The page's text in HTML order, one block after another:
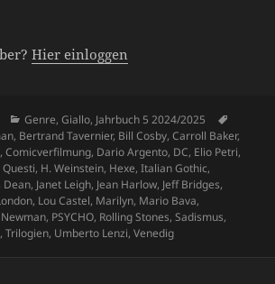
Hier einloggen
Kategorien
Genre,Giallo, Jahrbuch 5 2024/2025
, Bertrand Tavernier, Bill Cosby,Carroll Baker,
,Comicverfilmung, Dario Argento, DC, Elio Petri,
Questi, H. Weinstein, Hexe,Italian Gothic,
Dean, Janet Leigh, Jean Harlow, Jeff Bridges,
, Lou Castel, Marilyn, Mario Bava,
, PSYCHO, Rolling Stones,Sadismus,
,Trilogien, Umberto Lenzi,Venedig